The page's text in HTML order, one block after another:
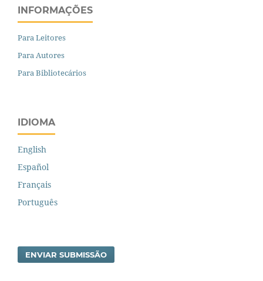
INFORMAÇÕES
Para Leitores
Para Autores
Para Bibliotecários
IDIOMA
English
Español
Français
Português
ENVIAR SUBMISSÃO